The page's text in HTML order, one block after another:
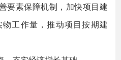
要素保障机制，加快项目建
工作量，推动项目按期建